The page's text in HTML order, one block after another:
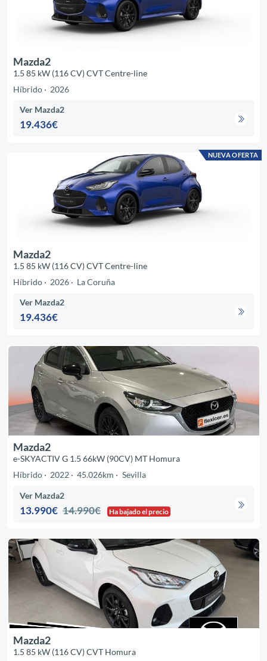
Mazda2
1.5 85 kW (116 CV) CVT Centre-line
Híbrido
2026
Ver Mazda2
19.436€
NUEVA OFERTA
Mazda2
1.5 85 kW (116 CV) CVT Centre-line
Híbrido
2026 La Coruña
Ver Mazda2
19.436€
Mazda2
e-SKYACTIV G 1.5 66kW (90CV) MT Homura
Híbrido
2022 45.026km Sevilla
Ver Mazda2
13.990€ 14.990€ Ha bajado el precio
Mazda2
1.5 85 kW (116 CV) CVT Homura